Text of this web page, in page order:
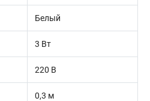
Белый
3 Вт
220 В
0,3 м